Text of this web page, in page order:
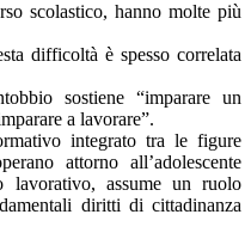
scolastico, hanno molte più
difficoltà è spesso correlata
sostiene “imparare un
a lavorare”.
integrato tra le figure
attorno all’adolescente
lavorativo, assume un ruolo
diritti di cittadinanza